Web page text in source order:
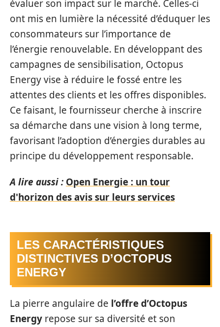
évaluer son impact sur le marché. Celles-ci
ont mis en lumière la nécessité d’éduquer les
consommateurs sur l’importance de
l’énergie renouvelable. En développant des
campagnes de sensibilisation, Octopus
Energy vise à réduire le fossé entre les
attentes des clients et les offres disponibles.
Ce faisant, le fournisseur cherche à inscrire
sa démarche dans une vision à long terme,
favorisant l’adoption d’énergies durables au
principe du développement responsable.
A lire aussi : Open Energie : un tour
d'horizon des avis sur leurs services
LES CARACTÉRISTIQUES
DISTINCTIVES D’OCTOPUS
ENERGY
La pierre angulaire de l’offre d’Octopus
Energy repose sur sa diversité et son